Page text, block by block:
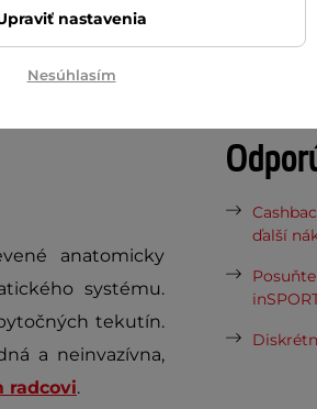
a infrasaunách
pomôcka pri
anatomicky
systému.
tekutín.
a neinvazívna,
radcovi.
Vaša
Čo je
ďalší
nastavenia
Nesúhlasím